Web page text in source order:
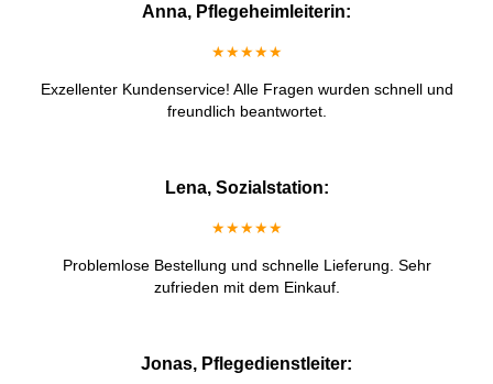
Anna, Pflegeheimleiterin:
★★★★★
Exzellenter Kundenservice! Alle Fragen wurden schnell und
freundlich beantwortet.
Lena, Sozialstation:
★★★★★
Problemlose Bestellung und schnelle Lieferung. Sehr
zufrieden mit dem Einkauf.
Jonas, Pflegedienstleiter: